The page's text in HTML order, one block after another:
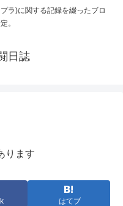
ラ)に関する記録を綴ったブロ
。
日誌
ります
はてブ